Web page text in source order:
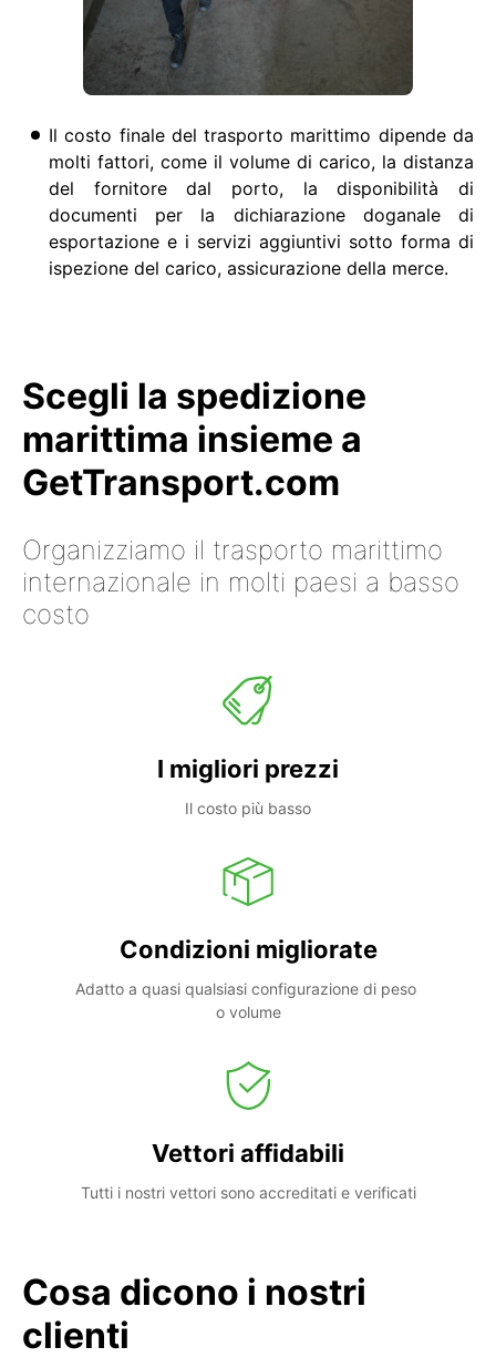
Il costo finale del trasporto marittimo dipende da
molti fattori, come il volume di carico, la distanza
del fornitore dal porto, la disponibilità di
documenti per la dichiarazione doganale di
esportazione e i servizi aggiuntivi sotto forma di
ispezione del carico, assicurazione della merce.
Scegli la spedizione
marittima insieme a
GetTransport.com
Organizziamo il trasporto marittimo
internazionale in molti paesi a basso
costo
I migliori prezzi
Il costo più basso
Condizioni migliorate
Adatto a quasi qualsiasi configurazione di peso
o volume
Vettori affidabili
Tutti i nostri vettori sono accreditati e verificati
Cosa dicono i nostri
clienti